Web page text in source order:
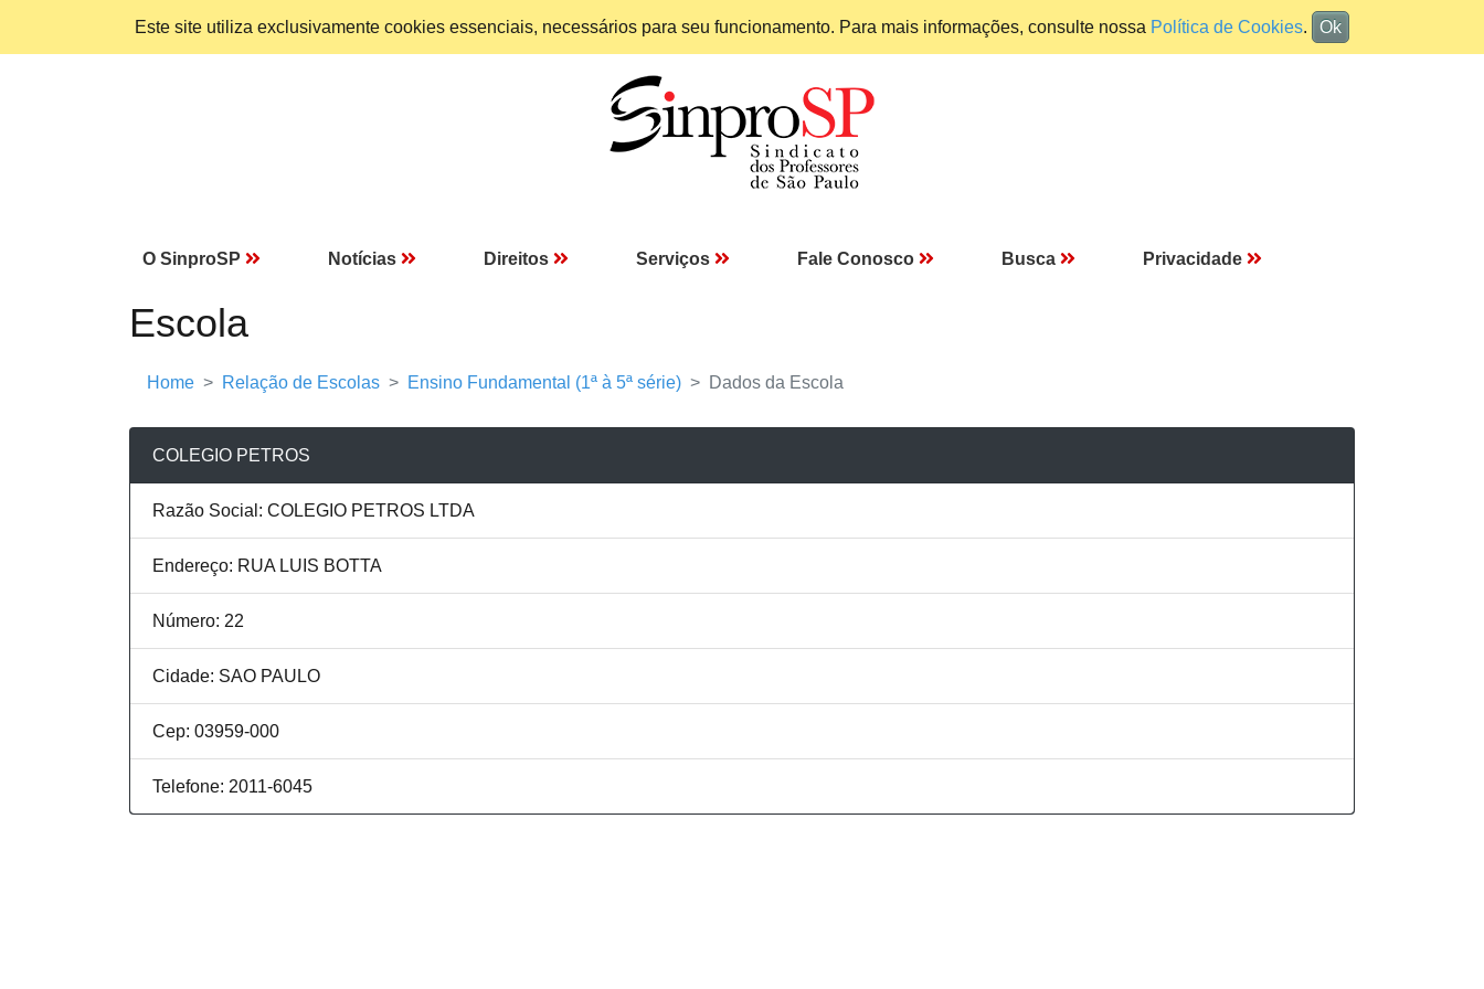
Este site utiliza exclusivamente cookies essenciais, necessários para seu funcionamento. Para mais informações, consulte nossa Política de Cookies. Ok
O SinproSP Notícias Direitos Serviços Fale Conosco Busca Privacidade
Escola
Home Relação de Escolas Ensino Fundamental (1ª à 5ª série) Dados da Escola
COLEGIO PETROS
Razão Social: COLEGIO PETROS LTDA
Endereço: RUA LUIS BOTTA
Número: 22
Cidade: SAO PAULO
Cep: 03959-000
Telefone: 2011-6045